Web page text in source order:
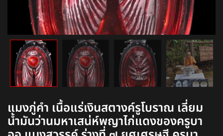
แมงภู่คำ เนื้อแร่เงินสตางค์รูโบราณ เลี่ยม
น้ำมันว่านมหาเสน่ห์พญาไก่แดงของครูบา